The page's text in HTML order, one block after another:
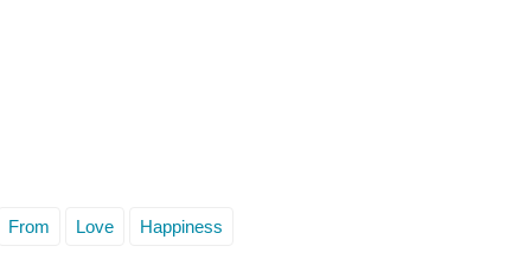
From Love Happiness